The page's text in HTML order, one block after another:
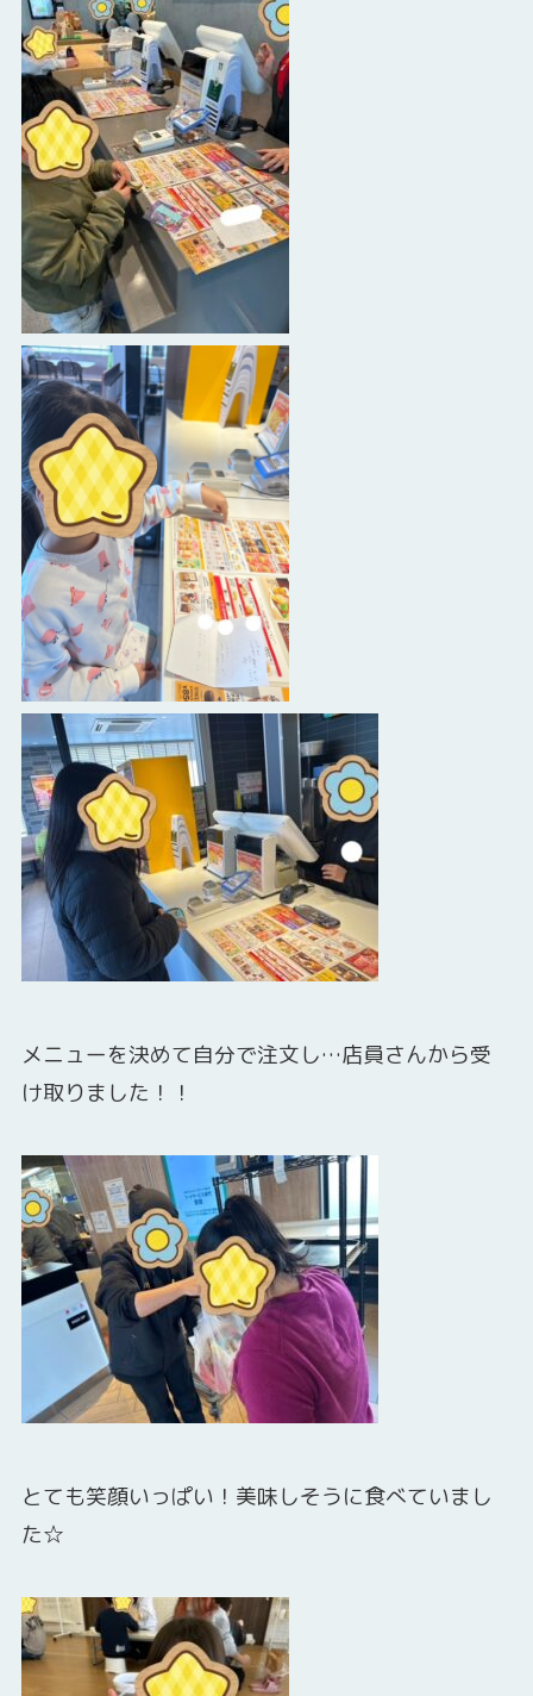
メニューを決めて自分で注文し…店員さんから受
け取りました！！
とても笑顔いっぱい！美味しそうに食べていまし
た☆